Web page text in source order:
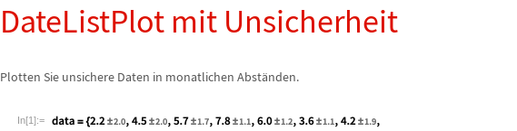
DateListPlot mit Unsicherheit
Plotten Sie unsichere Daten in monatlichen Abständen.
In[1]:=